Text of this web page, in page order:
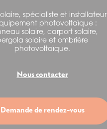
spécialiste et installateur
photovoltaïque :
solaire, carport solaire,
solaire et ombrière
photovoltaïque.
Nous contacter
Demande de rendez-vous